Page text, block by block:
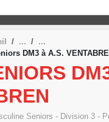
DM3 à A.S.
Seniors - Division 3 -